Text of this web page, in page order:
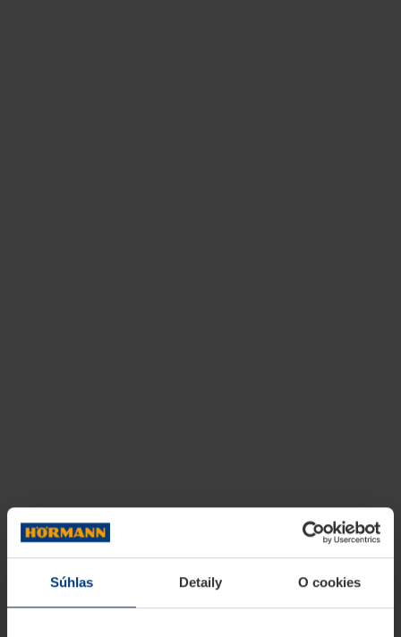
Súhlas Detaily O cookies